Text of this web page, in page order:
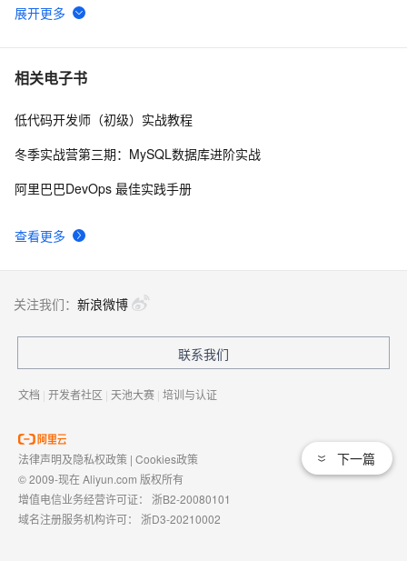
6
小白如何开始使用通义灵码（含安装IDE、安装灵码插
7 极速上手！Claude Code 原生支持 Windows 免WSL安
8 用通义灵码，从 0 开始打造一个完整APP，无需编程经
相关电子书
查看更多
低代码开发师（初级）实战教程
冬季实战营第三期：MySQL数据库进阶实战
阿里巴巴DevOps 最佳实践手册
下一篇
关注我们： 新浪微博
联系我们
文档 | 开发者社区 | 天池大赛 | 培训与认证
法律声明及隐私权政策 | Cookies政策
© 2009-现在 Aliyun.com 版权所有
增值电信业务经营许可证： 浙B2-20080101
域名注册服务机构许可： 浙D3-20210002